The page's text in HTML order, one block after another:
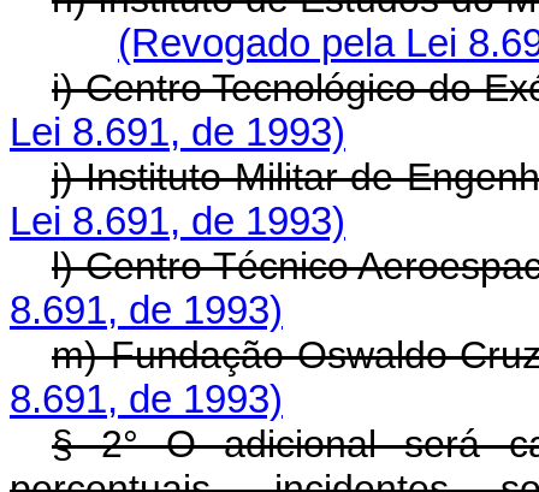
(Revogado pela Lei
i) Centro Tecnológico do
Lei 8.691, de 1993)
j) Instituto Militar de
Lei 8.691, de 1993)
l) Centro Técnico
8.691, de 1993)
m) Fundação Oswaldo
8.691, de 1993)
§ 2° O adicional será